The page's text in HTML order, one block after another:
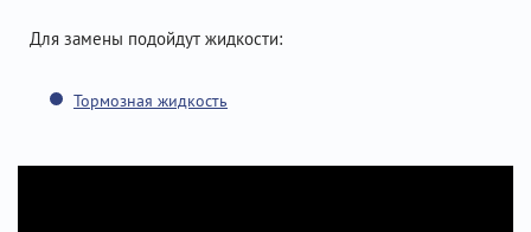
Для замены подойдут жидкости:
Тормозная жидкость